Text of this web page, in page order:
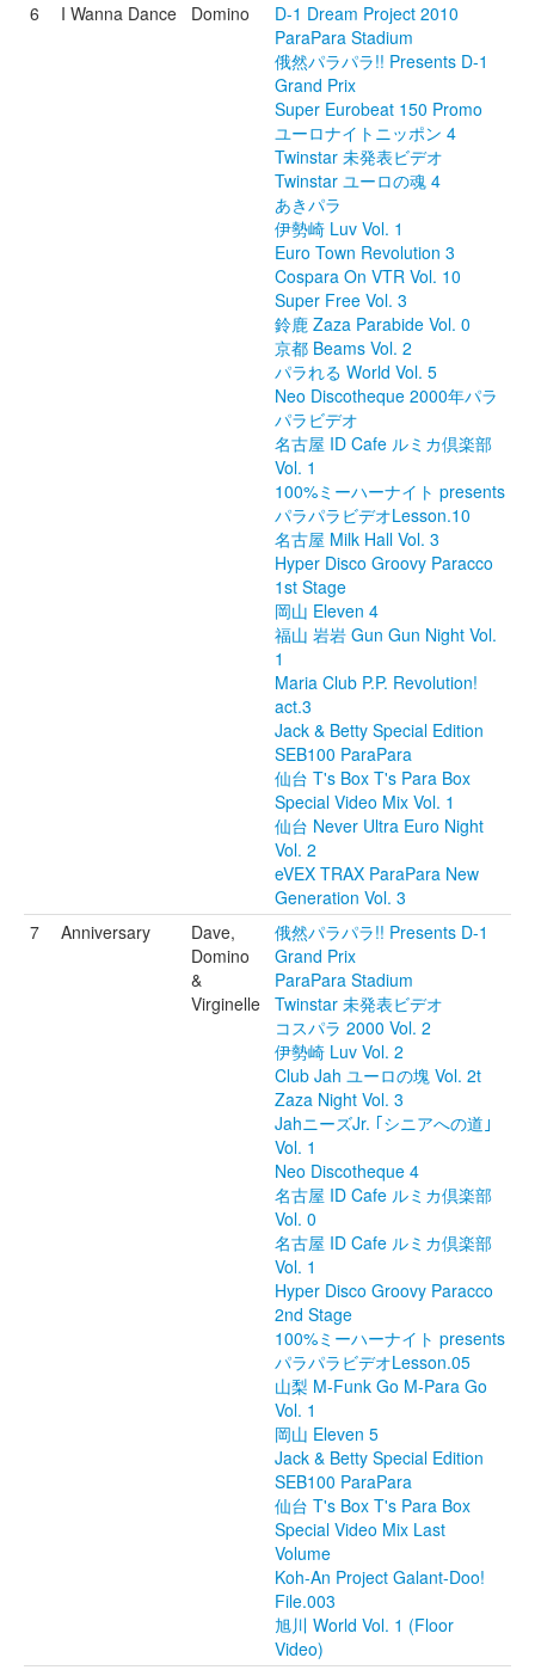
6
I Wanna Dance Domino
D-1 Dream Project 2010
ParaPara Stadium
俄然パラパラ!! Presents D-1
Grand Prix
Super Eurobeat 150 Promo
ユーロナイトニッポン 4
Twinstar 未発表ビデオ
Twinstar ユーロの魂 4
あきパラ
伊勢崎 Luv Vol. 1
Euro Town Revolution 3
Cospara On VTR Vol. 10
Super Free Vol. 3
鈴鹿 Zaza Parabide Vol. 0
京都 Beams Vol. 2
パラれる World Vol. 5
Neo Discotheque 2000年パラ
パラビデオ
名古屋 ID Cafe ルミカ倶楽部
Vol. 1
100%ミーハーナイト presents
パラパラビデオLesson.10
名古屋 Milk Hall Vol. 3
Hyper Disco Groovy Paracco
1st Stage
岡山 Eleven 4
福山 岩岩 Gun Gun Night Vol.
1
Maria Club P.P. Revolution!
act.3
Jack & Betty Special Edition
SEB100 ParaPara
仙台 T's Box T's Para Box
Special Video Mix Vol. 1
仙台 Never Ultra Euro Night
Vol. 2
eVEX TRAX ParaPara New
Generation Vol. 3
7
Anniversary
Dave,
Domino
&
Virginelle
俄然パラパラ!! Presents D-1
Grand Prix
ParaPara Stadium
Twinstar 未発表ビデオ
コスパラ 2000 Vol. 2
伊勢崎 Luv Vol. 2
Club Jah ユーロの塊 Vol. 2t
Zaza Night Vol. 3
JahニーズJr. ｢シニアへの道｣
Vol. 1
Neo Discotheque 4
名古屋 ID Cafe ルミカ倶楽部
Vol. 0
名古屋 ID Cafe ルミカ倶楽部
Vol. 1
Hyper Disco Groovy Paracco
2nd Stage
100%ミーハーナイト presents
パラパラビデオLesson.05
山梨 M-Funk Go M-Para Go
Vol. 1
岡山 Eleven 5
Jack & Betty Special Edition
SEB100 ParaPara
仙台 T's Box T's Para Box
Special Video Mix Last
Volume
Koh-An Project Galant-Doo!
File.003
旭川 World Vol. 1 (Floor
Video)